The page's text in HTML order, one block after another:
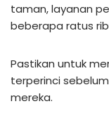
taman, layanan
beberapa ratus
Pastikan untuk
terperinci
mereka.